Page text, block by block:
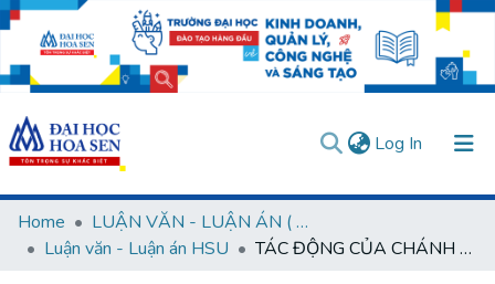
Log In (current)
Communities & Collections
All of DSpace
Home
LUẬN VĂN - LUẬN ÁN ( Chương trình sau Đại học )
Luận văn - Luận án HSU
TÁC ĐỘNG CỦA CHÁNH NIỆM ĐẾN SỰ GẮN KẾT CÔNG VIỆC CỦA KỸ SƯ CÔNG NGHỆ THÔNG TIN TẠI THÀNH PHỐ HỒ CHÍ MINH: VAI TRÒ TRUNG GIAN CỦA CĂNG THẲNG CÔNG VIỆC, HẠNH PHÚC CỦA NHÂN VIÊN VÀ VAI TRÒ ĐIỀU TIẾT CỦA ĐỘ TUỔI